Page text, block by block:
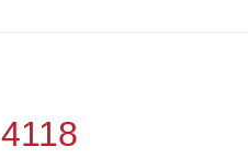
4118